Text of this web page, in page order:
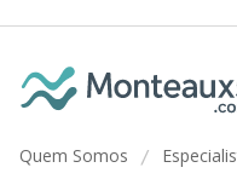
Quem Somos /